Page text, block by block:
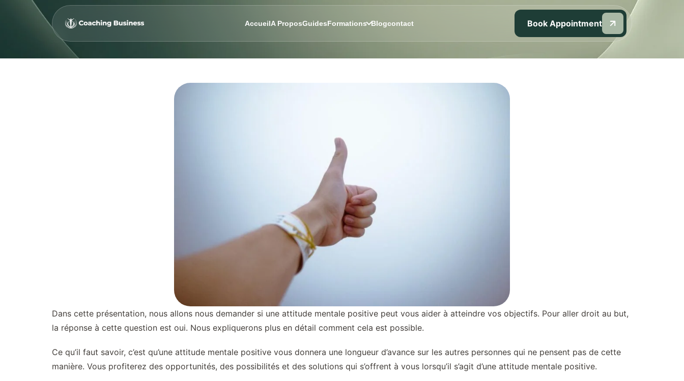
AccueilA ProposGuidesFormations Blogcontact Book Appointment
Dans cette présentation, nous allons nous demander si une attitude mentale positive peut vous aider à atteindre vos objectifs. Pour aller droit au but,
la réponse à cette question est oui. Nous expliquerons plus en détail comment cela est possible.
Ce qu’il faut savoir, c’est qu’une attitude mentale positive vous donnera une longueur d’avance sur les autres personnes qui ne pensent pas de cette
manière. Vous profiterez des opportunités, des possibilités et des solutions qui s’offrent à vous lorsqu’il s’agit d’une attitude mentale positive.